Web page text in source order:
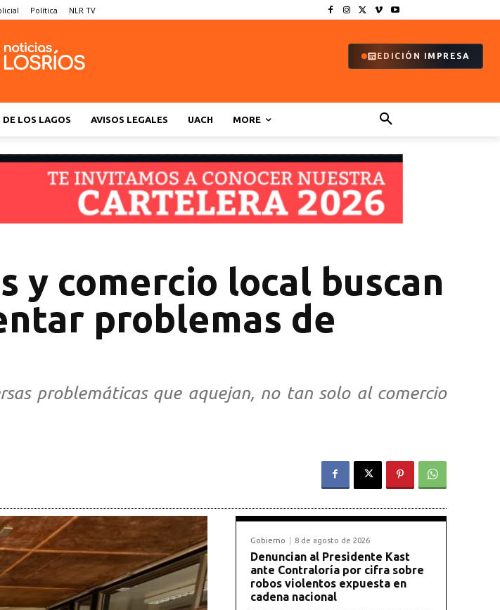
Política NLR TV
EDICIÓN IMPRESA
DE LOS LAGOS AVISOS LEGALES UACH MORE
y comercio local buscan
problemas de
problemáticas que aquejan, no tan solo al comercio
Gobierno 8 de agosto de 2026
Denuncian al Presidente Kast
ante Contraloría por cifra sobre
robos violentos expuesta en
cadena nacional